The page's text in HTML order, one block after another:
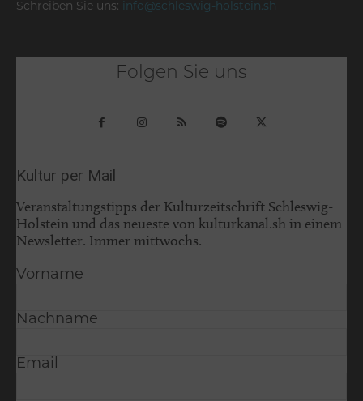
Schreiben Sie uns: info@schleswig-holstein.sh
Folgen Sie uns
Kultur per Mail
Veranstaltungstipps der Kulturzeitschrift Schleswig-
Holstein und das neueste von kulturkanal.sh in einem
Newsletter. Immer mittwochs.
Vorname
Nachname
Email